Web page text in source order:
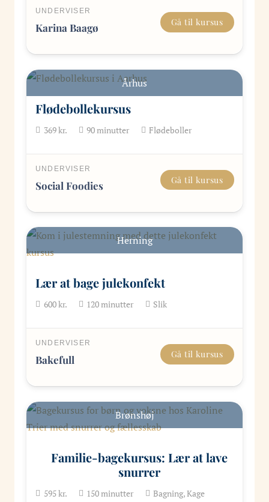
UNDERVISER
Karina Baagø Gå til kursus
Århus
Flødebollekursus
369kr. 90minutter Flødeboller
UNDERVISER
Social Foodies Gå til kursus
Herning
Lær at bage julekonfekt
600kr. 120minutter Slik
UNDERVISER
Bakefull Gå til kursus
Brønshøj
Familie-bagekursus: Lær at lave
snurrer
595kr. 150minutter Bagning, Kage